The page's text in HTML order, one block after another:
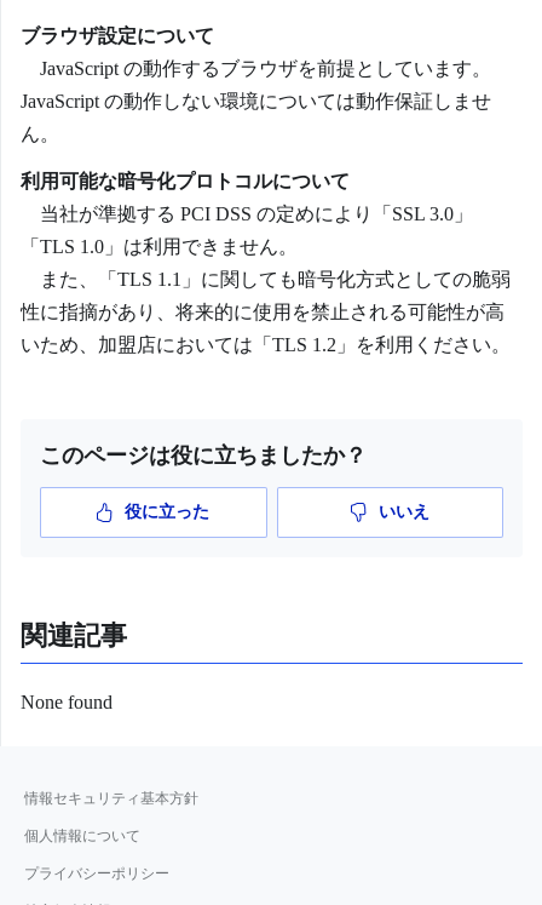
serviceId :
document .getElementById( 'service_id'
billingLastName :
billingFirstName :
document .getElementById(
billingPostalCode :
document. getElementById(
billingCity :
document.getElementById('billingCity'
billingAddress2 :
billingAddress3 :
document.getElementById(
workPhone :
document.getElementById('workPhone').
shippingPostalCode :
document.getElementById
shippingAddress1 :
document
ブラウザ設定について
JavaScript の動作するブラウザを前提としています。
JavaScript の動作しない環境については動作保証しませ
ん。
利用可能な暗号化プロトコルについて
当社が準拠する PCI DSS の定めにより「SSL 3.0」
「TLS 1.0」は利用できません。
また、「TLS 1.1」に関しても暗号化方式としての脆弱
性に指摘があり、将来的に使用を禁止される可能性が高
いため、加盟店においては「TLS 1.2」を利用ください。
このページは役に立ちましたか？
役に立った いいえ
関連記事
None found
情報セキュリティ基本方針
個人情報について
プライバシーポリシー